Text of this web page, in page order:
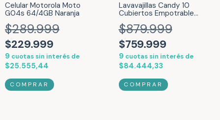
Celular Motorola Moto
G04s 64/4GB Naranja
$289.999
$229.999
9 cuotas sin interés de
$25.555,44
Lavavajillas Candy 10
Cubiertos Empotrable
Inverter Brava Slim SIlver
Inox CDPH2D1047S-12
$879.999
$759.999
9 cuotas sin interés de
$84.444,33